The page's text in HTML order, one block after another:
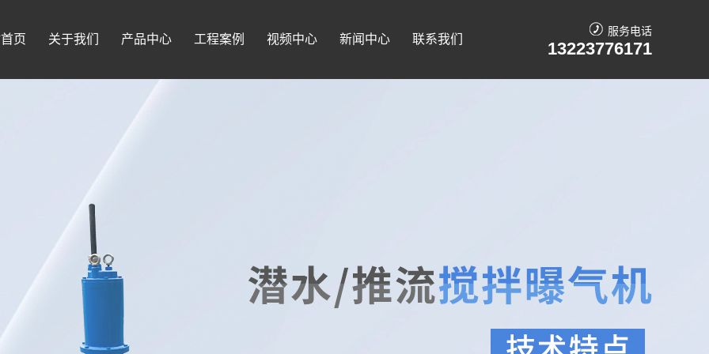
页 关于我们 产品中心 工程案例 视频中心 新闻中心 联系我们
服务电话
13223776171